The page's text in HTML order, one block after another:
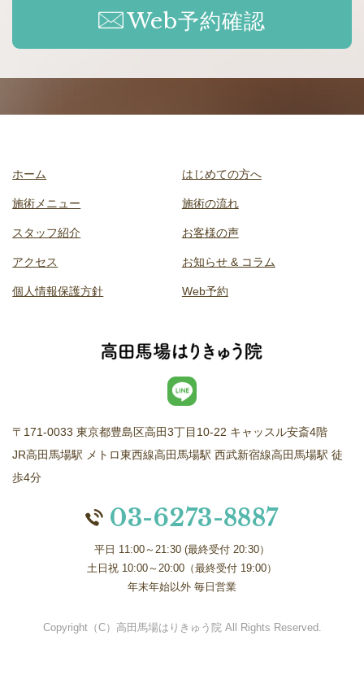
Web予約確認
〒171-0033 東京都豊島区高田3丁目10-22 キャッスル安斎4階
JR高田馬場駅 メトロ東西線高田馬場駅 西武新宿線高田馬場駅 徒
歩4分
03-6273-8887
平日 11:00～21:30 (最終受付 20:30）
土日祝 10:00～20:00（最終受付 19:00）
年末年始以外 毎日営業
ホーム はじめての方へ
施術メニュー 施術の流れ
スタッフ紹介 お客様の声
アクセス お知らせ & コラム
個人情報保護方針 Web予約
Copyright（C）高田馬場はりきゅう院 All Rights Reserved.